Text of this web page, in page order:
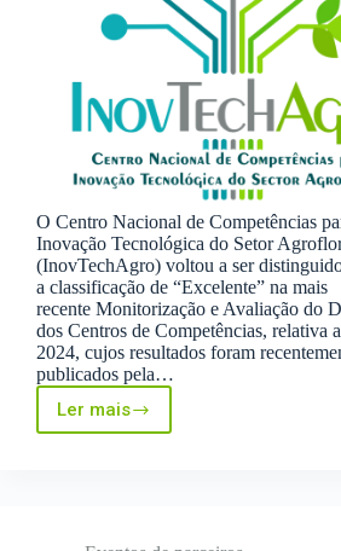
O Centro Nacional de Competências
Inovação Tecnológica do Setor
(InovTechAgro) voltou a ser
a classificação de “Excelente” na mais
recente Monitorização e Avaliação do
dos Centros de Competências, relativa
2024, cujos resultados foram
publicados pela…
Ler maisInovTechAgro
distinguido